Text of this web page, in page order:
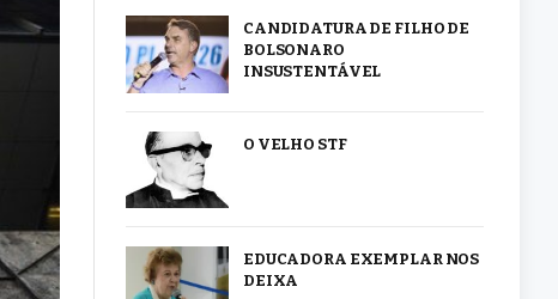
CANDIDATURA DE FILHO DE
BOLSONARO
INSUSTENTÁVEL
O VELHO STF
EDUCADORA EXEMPLAR NOS
DEIXA